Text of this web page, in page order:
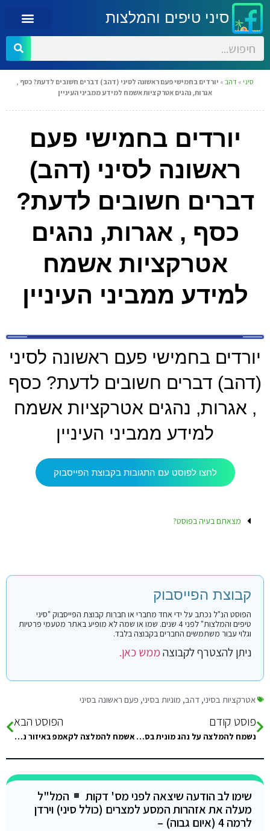
סיני טיפים והמלצות
סיני » דהב » יורדים בחמישי פעם ראשונה לסיני (דהב) דברים חשובים לדעת? כסף ,
אגרות, נהגים אטרקציות אשמח למידע ממביני העיניין
יורדים בחמישי פעם
ראשונה לסיני (דהב)
דברים חשובים לדעת?
כסף , אגרות, נהגים
אטרקציות אשמח
למידע ממביני העיניין
יורדים בחמישי פעם ראשונה לסיני
(דהב) דברים חשובים לדעת? כסף
, אגרות, נהגים אטרקציות אשמח
למידע ממביני העיניין
לחצו לפוסט עם התגובות בקבוצת הפייסבוק
מצאתם בעיה בפוסט?
קבוצת הפייסבוק
הפוסט הנ"ל נכתב על ידי אחד מחברי או חברות קבוצת הפייסבוק "סיני
טיפים והמלצות" לפני 4 שנים. שמו או שמה לא מופיע באתר מטעמי פרטיות
וגלוי עבור משתמשים החברים בקבוצה בלבד.
ניתן להצטרף לקבוצהממש כאן.
אטרקציות בסיני, דהב, מוניות בסיני, פעם ראשונה בסיני
פוסט קודם
נשמח להמלצה על נהג מונית בסיני, תודה :) (נסיעה לביר סוויר)
הפוסט הבא
אשמח להמלצה לקאמפ באיזור נואיבה עם מזגן ומקלחת בחדר , תודה ☺
שימו לב הודעה שיצאה לפני מס' דקות
המל"ל
מעלה את אזהרות המסע למצרים (כולל סיני) וירדן
לרמה 4 (איום גבוה) –